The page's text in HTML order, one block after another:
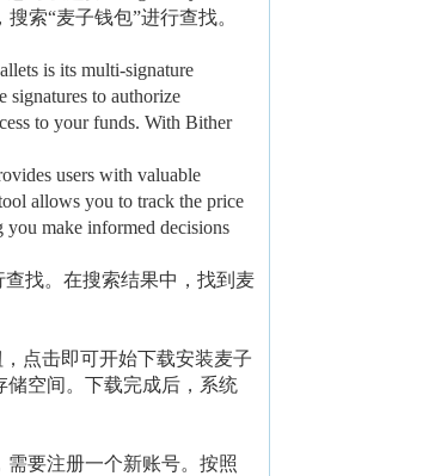
索“麦子钱包”进行查找。
is its multi-signature
signatures to authorize
to your funds. With Bither
users with valuable
allows you to track the price
make informed decisions
找。在搜索结果中，找到麦
点击即可开始下载安装麦子
空间。下载完成后，系统
要注册一个新账号。按照